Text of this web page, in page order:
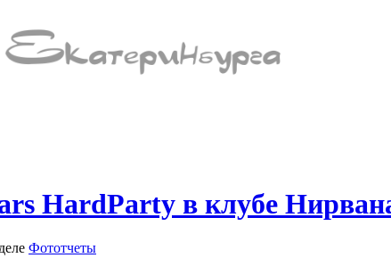
HardParty в клубе
Фототчеты